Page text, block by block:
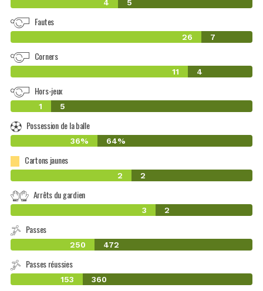
4 5
Fautes
26 7
Corners
11 4
Hors-jeux
1 5
Possession de la balle
36% 64%
Cartons jaunes
2 2
Arrêts du gardien
3 2
Passes
250 472
Passes réussies
153 360